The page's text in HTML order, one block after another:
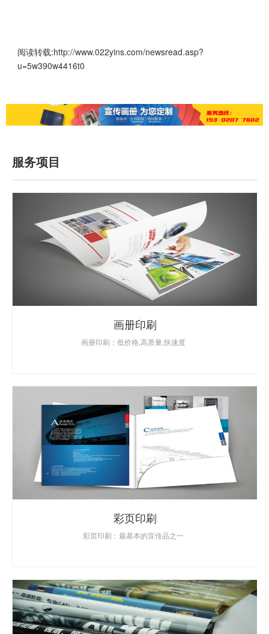
阅读转载:http://www.022yins.com/newsread.asp?
u=5w390w4416t0
服务项目
画册印刷
画册印刷：低价格,高质量,快速度
彩页印刷
彩页印刷：最基本的宣传品之一